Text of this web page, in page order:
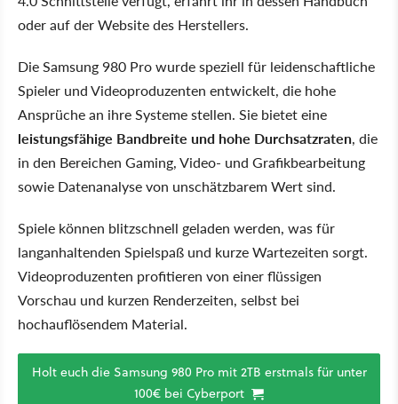
oder auf der Website des Herstellers.
Die Samsung 980 Pro wurde speziell für leidenschaftliche
Spieler und Videoproduzenten entwickelt, die hohe
Ansprüche an ihre Systeme stellen. Sie bietet eine
leistungsfähige Bandbreite und hohe Durchsatzraten, die
in den Bereichen Gaming, Video- und Grafikbearbeitung
sowie Datenanalyse von unschätzbarem Wert sind.
Spiele können blitzschnell geladen werden, was für
langanhaltenden Spielspaß und kurze Wartezeiten sorgt.
Videoproduzenten profitieren von einer flüssigen
Vorschau und kurzen Renderzeiten, selbst bei
hochauflösendem Material.
Holt euch die Samsung 980 Pro mit 2TB erstmals für unter
100€ bei Cyberport